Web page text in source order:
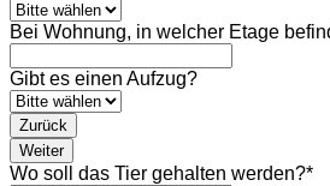
Bei Wohnung, in welcher Etage
Gibt es einen Aufzug?
Zurück
Weiter
Wo soll das Tier gehalten werden?*